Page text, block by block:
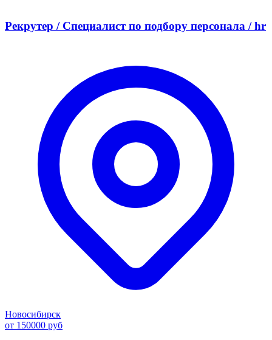
Рекрутер / Специалист по подбору персонала / hr
Новосибирск
от 150000 руб